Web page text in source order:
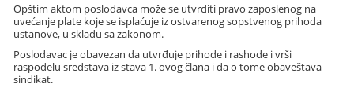
Opštim aktom poslodavca može se utvrditi pravo zaposlenog na
uvećanje plate koje se isplaćuje iz ostvarenog sopstvenog prihoda
ustanove, u skladu sa zakonom.
Poslodavac je obavezan da utvrđuje prihode i rashode i vrši
raspodelu sredstava iz stava 1. ovog člana i da o tome obaveštava
sindikat.